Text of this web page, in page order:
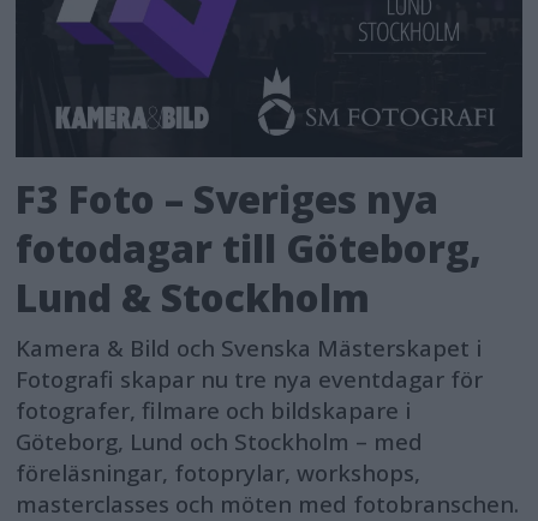
F3 Foto – Sveriges nya
fotodagar till Göteborg,
Lund & Stockholm
Kamera & Bild och Svenska Mästerskapet i
Fotografi skapar nu tre nya eventdagar för
fotografer, filmare och bildskapare i
Göteborg, Lund och Stockholm – med
föreläsningar, fotoprylar, workshops,
masterclasses och möten med fotobranschen.